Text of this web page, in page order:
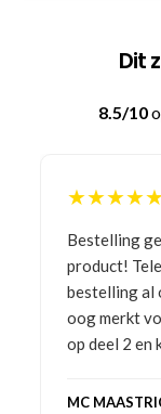
Dit
8.5/10
Bestelling
product!
bestelling al
oog merkt
op deel 2 en
MC